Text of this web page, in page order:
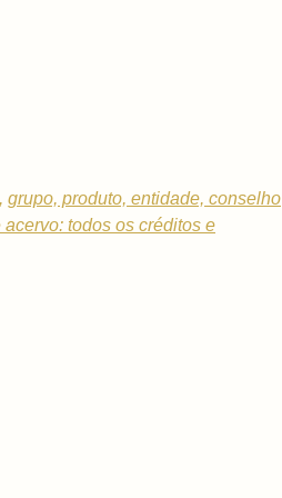
grupo, produto, entidade, conselho
todos os créditos e